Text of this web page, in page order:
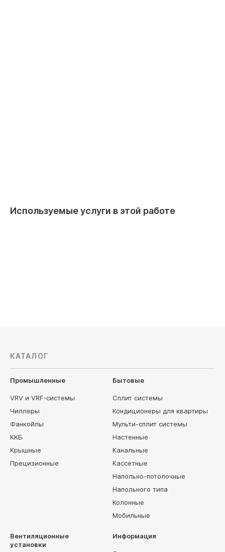
Используемые услуги в этой работе
КАТАЛОГ
Промышленные
VRV и VRF-системы
Чиллеры
Фанкойлы
ККБ
Крышные
Прецизионные
Бытовые
Сплит системы
Кондиционеры для квартиры
Мульти-сплит системы
Настенные
Канальные
Кассетные
Напольно-потолочные
Напольного типа
Колонные
Мобильные
Вентиляционные
установки
Информация